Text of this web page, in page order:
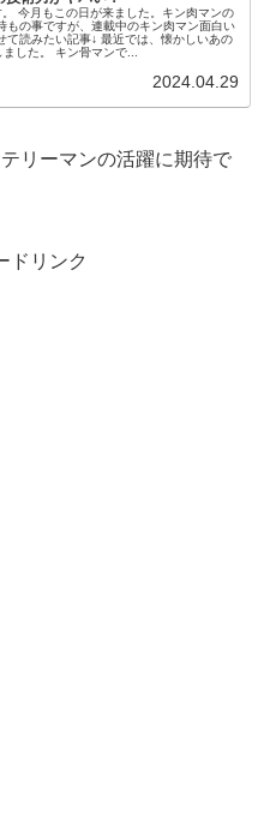
今月もこの日が来ました。キン肉マンの
もの事ですが、連載中のキン肉マン面白い
て読みたい記事↓ 最近では、懐かしいあの
した。 キン骨マンで...
2024.04.29
リーマンの活躍に期待で
ドリンク